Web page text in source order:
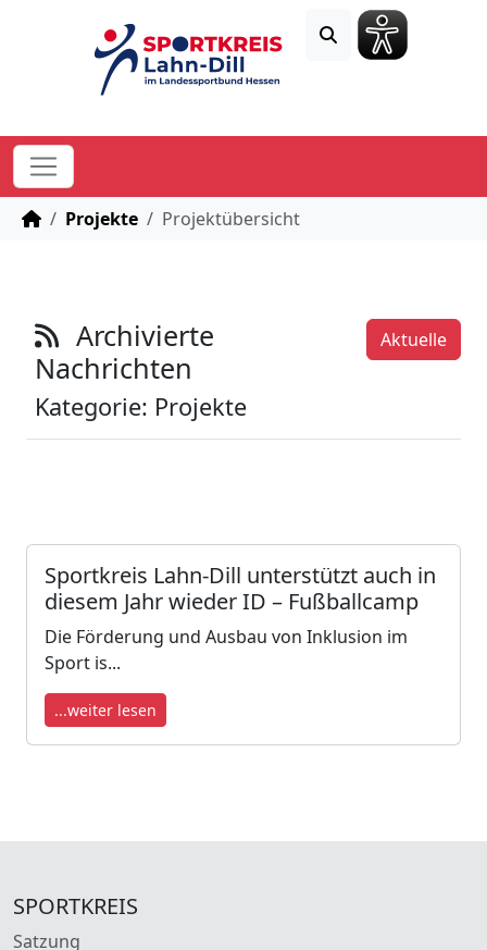
STARTSEITE
Projekte Projektübersicht
Aktuelle
Archivierte
Nachrichten
Kategorie: Projekte
Sportkreis Lahn-Dill unterstützt auch in
diesem Jahr wieder ID – Fußballcamp
Die Förderung und Ausbau von Inklusion im
Sport is...
...weiter lesen
SPORTKREIS
Satzung